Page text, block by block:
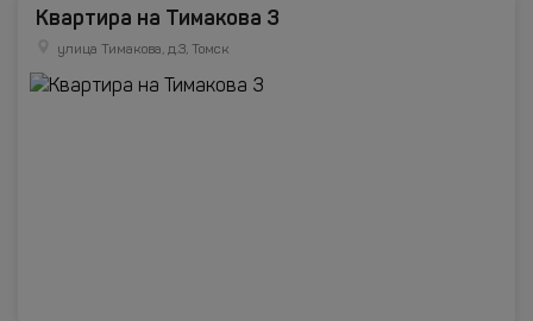
Квартира на Тимакова 3
улица Тимакова, д.3, Томск